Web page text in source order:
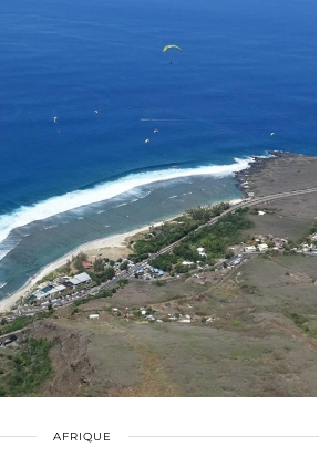
AFRIQUE